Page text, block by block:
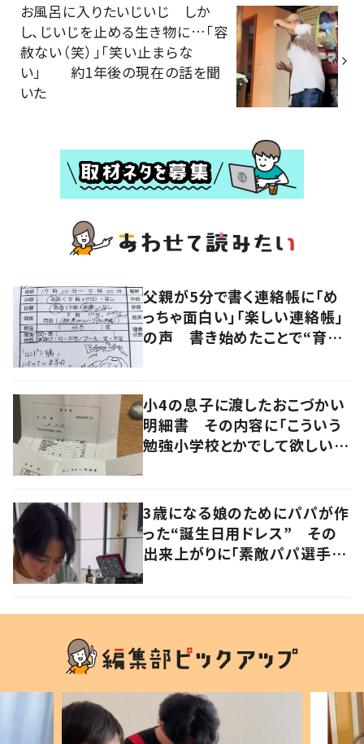
お風呂に入りたいじいじ しか
し、じいじを止める生き物に…「容
赦ない（笑）」「笑い止まらな
い」 約1年後の現在の話を聞
いた
父親が5分で書く連絡帳に「め
っちゃ面白い」「楽しい連絡帳」
の声 書き始めたことで“育児
小4の息子に渡したおこづかい
明細書 その内容に「こういう
勉強小学校とかでして欲しい」
3歳になる娘のためにパパが作
った“誕生日用ドレス” その
出来上がりに「素敵パパ選手権